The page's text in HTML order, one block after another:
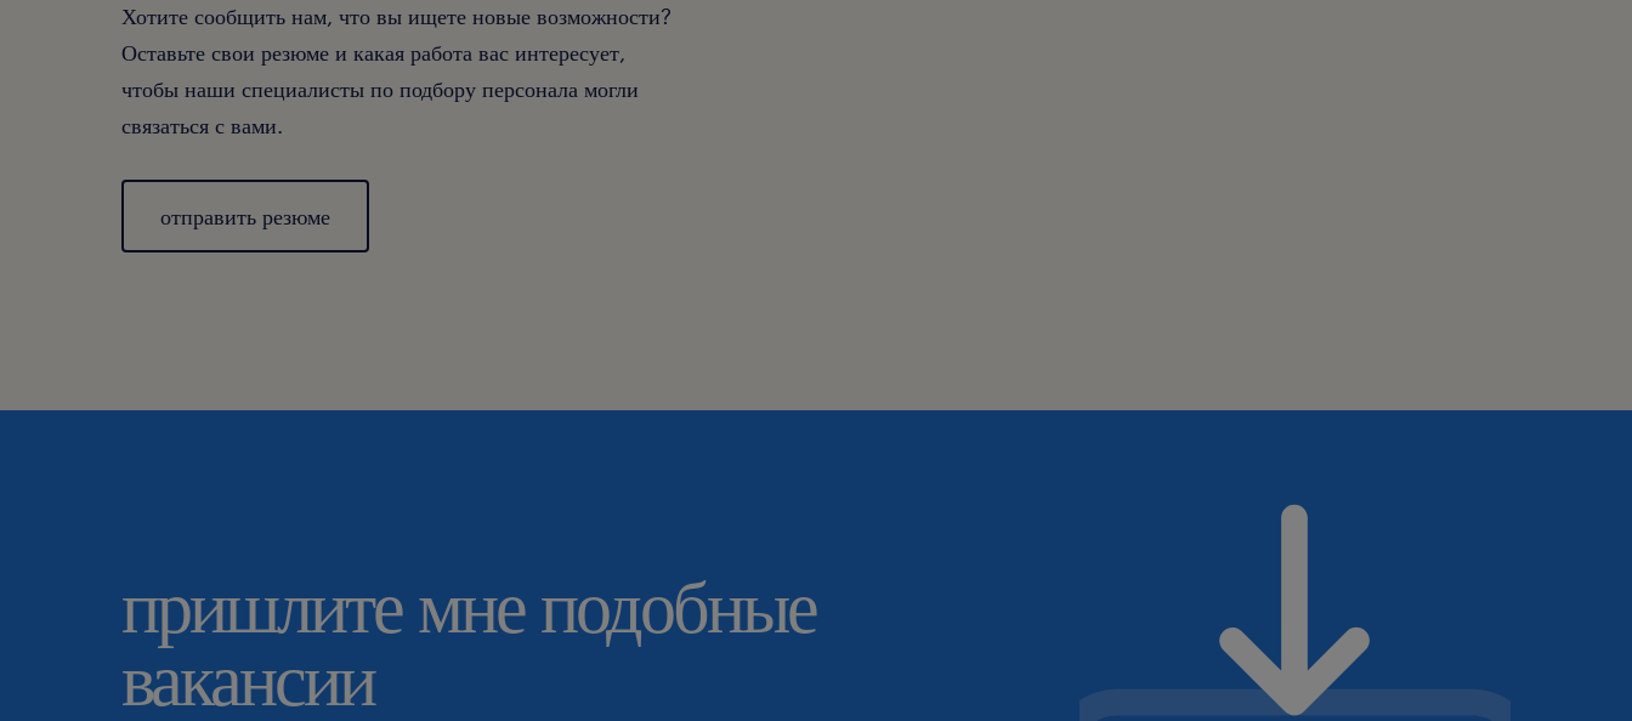
Хотите сообщить нам, что вы ищете новые возможности?
Оставьте свои резюме и какая работа вас интересует,
чтобы наши специалисты по подбору персонала могли
связаться с вами.
отправить резюме
пришлите мне подобные
вакансии